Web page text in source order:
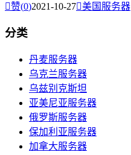
赞(0)2021-10-27美国服务器
分类
丹麦服务器
乌克兰服务器
乌兹别克斯坦
亚美尼亚服务器
俄罗斯服务器
保加利亚服务器
加拿大服务器